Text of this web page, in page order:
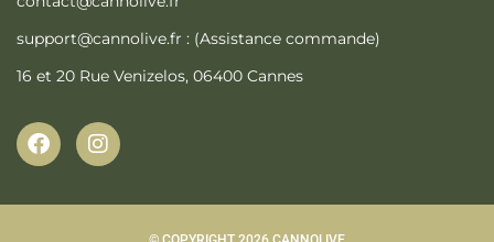
support@cannolive.fr : (Assistance commande)
16 et 20 Rue Venizelos, 06400 Cannes
F
a
c
b
I
n
s
a